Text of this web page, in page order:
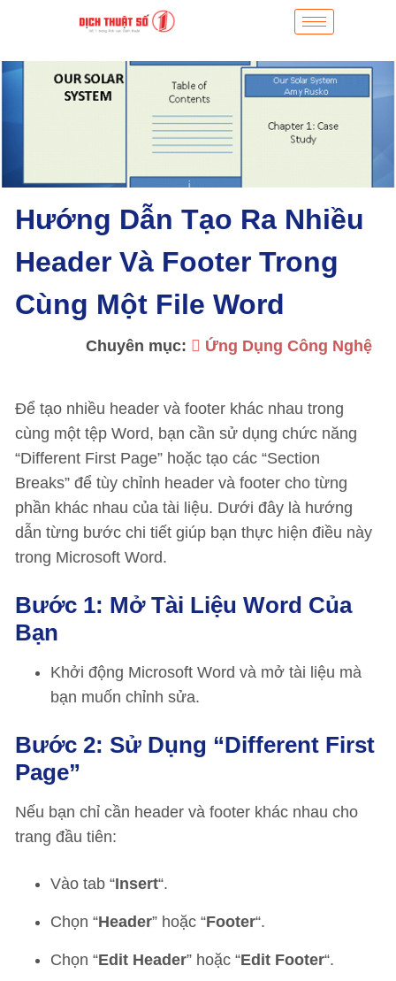
Hướng Dẫn Tạo Ra Nhiều
Header Và Footer Trong
Cùng Một File Word
Chuyên mục: Ứng Dụng Công Nghệ
Để tạo nhiều header và footer khác nhau trong
cùng một tệp Word, bạn cần sử dụng chức năng
“Different First Page” hoặc tạo các “Section
Breaks” để tùy chỉnh header và footer cho từng
phần khác nhau của tài liệu. Dưới đây là hướng
dẫn từng bước chi tiết giúp bạn thực hiện điều này
trong Microsoft Word.
Bước 1: Mở Tài Liệu Word Của
Bạn
Khởi động Microsoft Word và mở tài liệu mà
bạn muốn chỉnh sửa.
Bước 2: Sử Dụng “Different First
Page”
Nếu bạn chỉ cần header và footer khác nhau cho
trang đầu tiên:
Vào tab “Insert“.
Chọn “Header” hoặc “Footer“.
Chọn “Edit Header” hoặc “Edit Footer“.